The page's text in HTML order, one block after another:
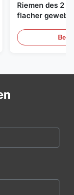
Riemen des 2
flacher